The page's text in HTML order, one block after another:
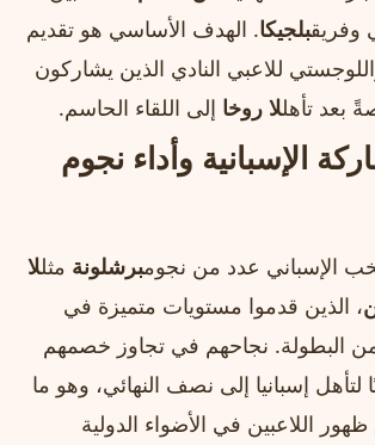
وفريقبلجيكا. الهدف الأساسي هو تقديم
للاعبي النادي الذين يشاركون
بعد تأهللا روخا إلى اللقاء الحاسم.
الإسبانية وأداء نجوم
الإسباني عدد من نجومبرشلونة مثللا
، الذين قدموا مستويات متميزة في
من البطولة. نجاحهم في تجاوز خصمهم
لتأهل إسبانيا إلى نصف النهائي، وهو ما
اللاعبين في الأضواء الدولية